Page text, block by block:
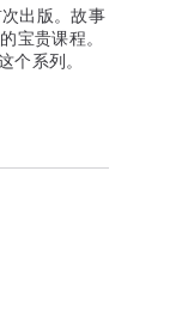
出版。故事
宝贵课程。
系列。